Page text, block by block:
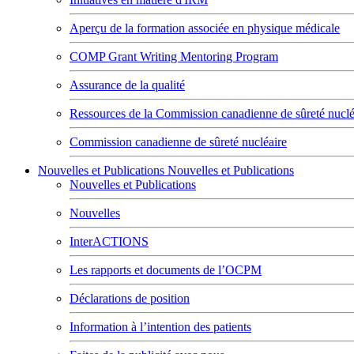
Aperçu de la formation associée en physique médicale
COMP Grant Writing Mentoring Program
Assurance de la qualité
Ressources de la Commission canadienne de sûreté
Commission canadienne de sûreté nucléaire
Nouvelles et Publications Nouvelles et Publications
Nouvelles et Publications
Nouvelles
InterACTIONS
Les rapports et documents de l’OCPM
Déclarations de position
Information à l’intention des patients